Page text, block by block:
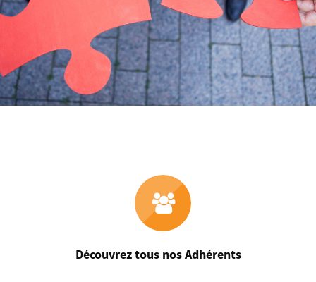
Découvrez tous nos Adhérents